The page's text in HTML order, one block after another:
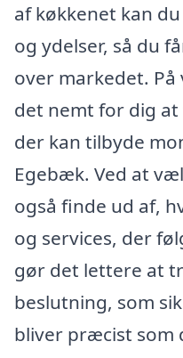
af køkkenet kan
og ydelser, så du
over markedet.
det nemt for dig
der kan tilbyde
Egebæk. Ved at
også finde ud af,
og services, der
gør det lettere at
beslutning, som
bliver præcist som